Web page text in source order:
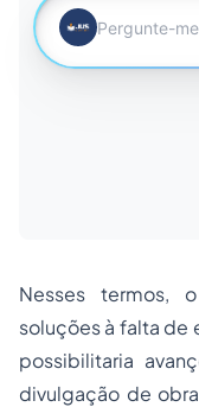
Nesses termos,
soluções à falta de
possibilitaria
divulgação de